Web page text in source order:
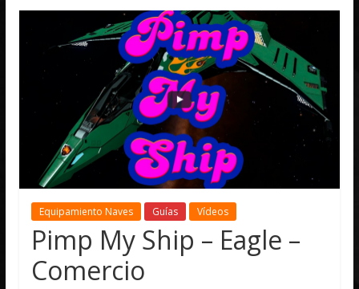
Equipamiento Naves Guías Vídeos
Pimp My Ship – Eagle –
Comercio